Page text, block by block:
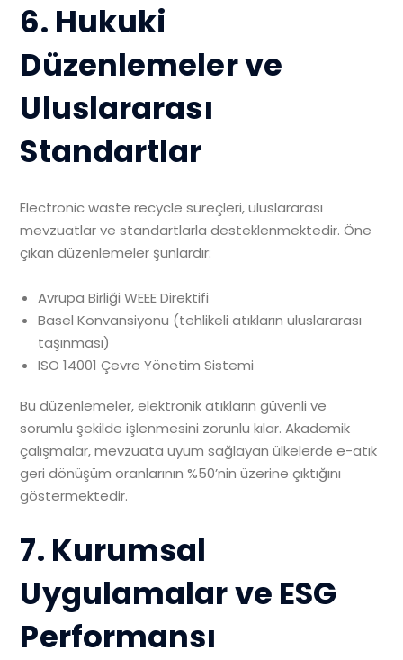
6. Hukuki
Düzenlemeler ve
Uluslararası
Standartlar
Electronic waste recycle süreçleri, uluslararası
mevzuatlar ve standartlarla desteklenmektedir. Öne
çıkan düzenlemeler şunlardır:
Avrupa Birliği WEEE Direktifi
Basel Konvansiyonu (tehlikeli atıkların uluslararası
taşınması)
ISO 14001 Çevre Yönetim Sistemi
Bu düzenlemeler, elektronik atıkların güvenli ve
sorumlu şekilde işlenmesini zorunlu kılar. Akademik
çalışmalar, mevzuata uyum sağlayan ülkelerde e-atık
geri dönüşüm oranlarının %50’nin üzerine çıktığını
göstermektedir.
7. Kurumsal
Uygulamalar ve ESG
Performansı